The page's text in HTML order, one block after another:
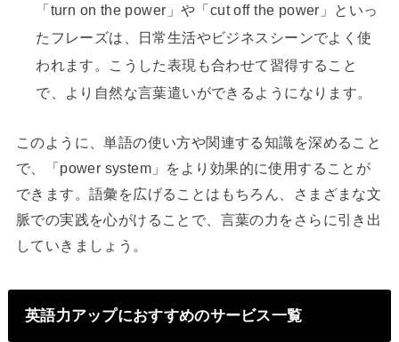
「turn on the power」や「cut off the power」といっ
たフレーズは、日常生活やビジネスシーンでよく使
われます。こうした表現も合わせて習得すること
で、より自然な言葉遣いができるようになります。
このように、単語の使い方や関連する知識を深めること
で、「power system」をより効果的に使用することが
できます。語彙を広げることはもちろん、さまざまな文
脈での実践を心がけることで、言葉の力をさらに引き出
していきましょう。
英語力アップにおすすめのサービス一覧